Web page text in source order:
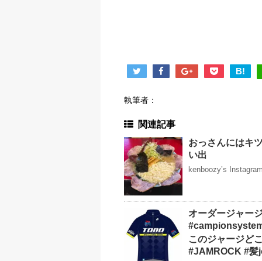
B!
執筆者：
関連記事
おっさんにはキ
い出
kenboozy’s
オーダージャー
このジャージど
#JAMROCK #髪